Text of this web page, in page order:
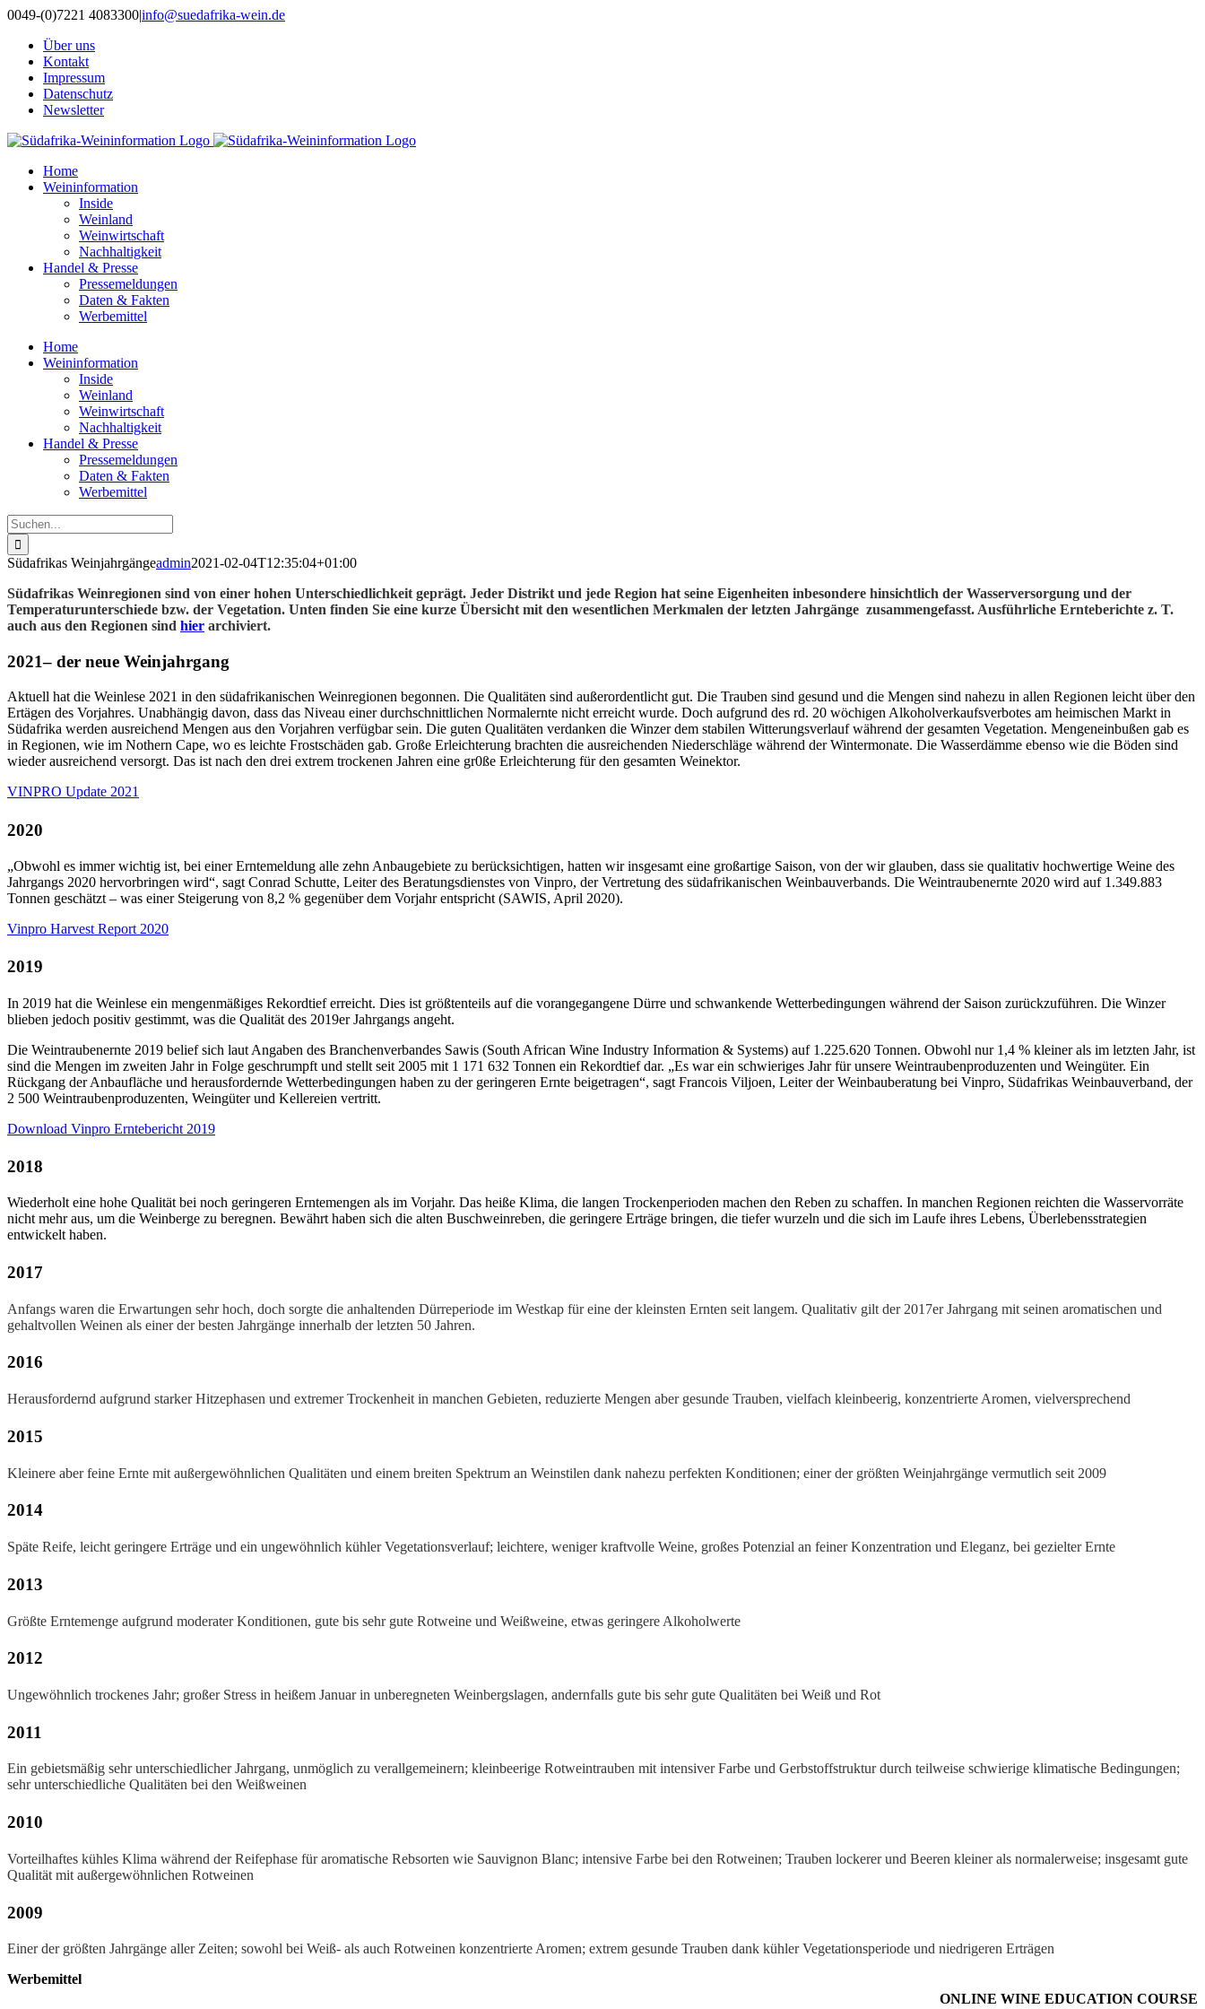
Zum
springen
0049-(0)7221 4083300|info@suedafrika-wein.de
Über uns
Kontakt
Impressum
Datenschutz
Newsletter
Home
Weininformation
Inside
Weinland
Weinwirtschaft
Nachhaltigkeit
Handel & Presse
Pressemeldungen
Daten & Fakten
Werbemittel
Home
Weininformation
Inside
Weinland
Weinwirtschaft
Nachhaltigkeit
Handel & Presse
Pressemeldungen
Daten & Fakten
Werbemittel
Suche
nach:
Südafrikas Weinjahrgängeadmin2021-02-04T12:35:04+01:00
Südafrikas Weinregionen sind von einer hohen Unterschiedlichkeit geprägt. Jeder Distrikt und jede Region hat seine Eigenheiten inbesondere hinsichtlich der Wasserversorgung und der
Temperaturunterschiede bzw. der Vegetation. Unten finden Sie eine kurze Übersicht mit den wesentlichen Merkmalen der letzten Jahrgänge zusammengefasst. Ausführliche Ernteberichte z. T.
auch aus den Regionen sind hier archiviert.
2021– der neue Weinjahrgang
Aktuell hat die Weinlese 2021 in den südafrikanischen Weinregionen begonnen. Die Qualitäten sind außerordentlicht gut. Die Trauben sind gesund und die Mengen sind nahezu in allen Regionen leicht über den
Ertägen des Vorjahres. Unabhängig davon, dass das Niveau einer durchschnittlichen Normalernte nicht erreicht wurde. Doch aufgrund des rd. 20 wöchigen Alkoholverkaufsverbotes am heimischen Markt in
Südafrika werden ausreichend Mengen aus den Vorjahren verfügbar sein. Die guten Qualitäten verdanken die Winzer dem stabilen Witterungsverlauf während der gesamten Vegetation. Mengeneinbußen gab es
in Regionen, wie im Nothern Cape, wo es leichte Frostschäden gab. Große Erleichterung brachten die ausreichenden Niederschläge während der Wintermonate. Die Wasserdämme ebenso wie die Böden sind
wieder ausreichend versorgt. Das ist nach den drei extrem trockenen Jahren eine gr0ße Erleichterung für den gesamten Weinektor.
VINPRO Update 2021
2020
„Obwohl es immer wichtig ist, bei einer Erntemeldung alle zehn Anbaugebiete zu berücksichtigen, hatten wir insgesamt eine großartige Saison, von der wir glauben, dass sie qualitativ hochwertige Weine des
Jahrgangs 2020 hervorbringen wird“, sagt Conrad Schutte, Leiter des Beratungsdienstes von Vinpro, der Vertretung des südafrikanischen Weinbauverbands. Die Weintraubenernte 2020 wird auf 1.349.883
Tonnen geschätzt – was einer Steigerung von 8,2 % gegenüber dem Vorjahr entspricht (SAWIS, April 2020).
Vinpro Harvest Report 2020
2019
In 2019 hat die Weinlese ein mengenmäßiges Rekordtief erreicht. Dies ist größtenteils auf die vorangegangene Dürre und schwankende Wetterbedingungen während der Saison zurückzuführen. Die Winzer
blieben jedoch positiv gestimmt, was die Qualität des 2019er Jahrgangs angeht.
Die Weintraubenernte 2019 belief sich laut Angaben des Branchenverbandes Sawis (South African Wine Industry Information & Systems) auf 1.225.620 Tonnen. Obwohl nur 1,4 % kleiner als im letzten Jahr, ist
sind die Mengen im zweiten Jahr in Folge geschrumpft und stellt seit 2005 mit 1 171 632 Tonnen ein Rekordtief dar. „Es war ein schwieriges Jahr für unsere Weintraubenproduzenten und Weingüter. Ein
Rückgang der Anbaufläche und herausfordernde Wetterbedingungen haben zu der geringeren Ernte beigetragen“, sagt Francois Viljoen, Leiter der Weinbauberatung bei Vinpro, Südafrikas Weinbauverband, der
2 500 Weintraubenproduzenten, Weingüter und Kellereien vertritt.
Download Vinpro Erntebericht 2019
2018
Wiederholt eine hohe Qualität bei noch geringeren Erntemengen als im Vorjahr. Das heiße Klima, die langen Trockenperioden machen den Reben zu schaffen. In manchen Regionen reichten die Wasservorräte
nicht mehr aus, um die Weinberge zu beregnen. Bewährt haben sich die alten Buschweinreben, die geringere Erträge bringen, die tiefer wurzeln und die sich im Laufe ihres Lebens, Überlebensstrategien
entwickelt haben.
2017
Anfangs waren die Erwartungen sehr hoch, doch sorgte die anhaltenden Dürreperiode im Westkap für eine der kleinsten Ernten seit langem. Qualitativ gilt der 2017er Jahrgang mit seinen aromatischen und
gehaltvollen Weinen als einer der besten Jahrgänge innerhalb der letzten 50 Jahren.
2016
Herausfordernd aufgrund starker Hitzephasen und extremer Trockenheit in manchen Gebieten, reduzierte Mengen aber gesunde Trauben, vielfach kleinbeerig, konzentrierte Aromen, vielversprechend
2015
Kleinere aber feine Ernte mit außergewöhnlichen Qualitäten und einem breiten Spektrum an Weinstilen dank nahezu perfekten Konditionen; einer der größten Weinjahrgänge vermutlich seit 2009
2014
Späte Reife, leicht geringere Erträge und ein ungewöhnlich kühler Vegetationsverlauf; leichtere, weniger kraftvolle Weine, großes Potenzial an feiner Konzentration und Eleganz, bei gezielter Ernte
2013
Größte Erntemenge aufgrund moderater Konditionen, gute bis sehr gute Rotweine und Weißweine, etwas geringere Alkoholwerte
2012
Ungewöhnlich trockenes Jahr; großer Stress in heißem Januar in unberegneten Weinbergslagen, andernfalls gute bis sehr gute Qualitäten bei Weiß und Rot
2011
Ein gebietsmäßig sehr unterschiedlicher Jahrgang, unmöglich zu verallgemeinern; kleinbeerige Rotweintrauben mit intensiver Farbe und Gerbstoffstruktur durch teilweise schwierige klimatische Bedingungen;
sehr unterschiedliche Qualitäten bei den Weißweinen
2010
Vorteilhaftes kühles Klima während der Reifephase für aromatische Rebsorten wie Sauvignon Blanc; intensive Farbe bei den Rotweinen; Trauben lockerer und Beeren kleiner als normalerweise; insgesamt gute
Qualität mit außergewöhnlichen Rotweinen
2009
Einer der größten Jahrgänge aller Zeiten; sowohl bei Weiß- als auch Rotweinen konzentrierte Aromen; extrem gesunde Trauben dank kühler Vegetationsperiode und niedrigeren Erträgen
ONLINE WINE EDUCATION COURSE
Werbemittel